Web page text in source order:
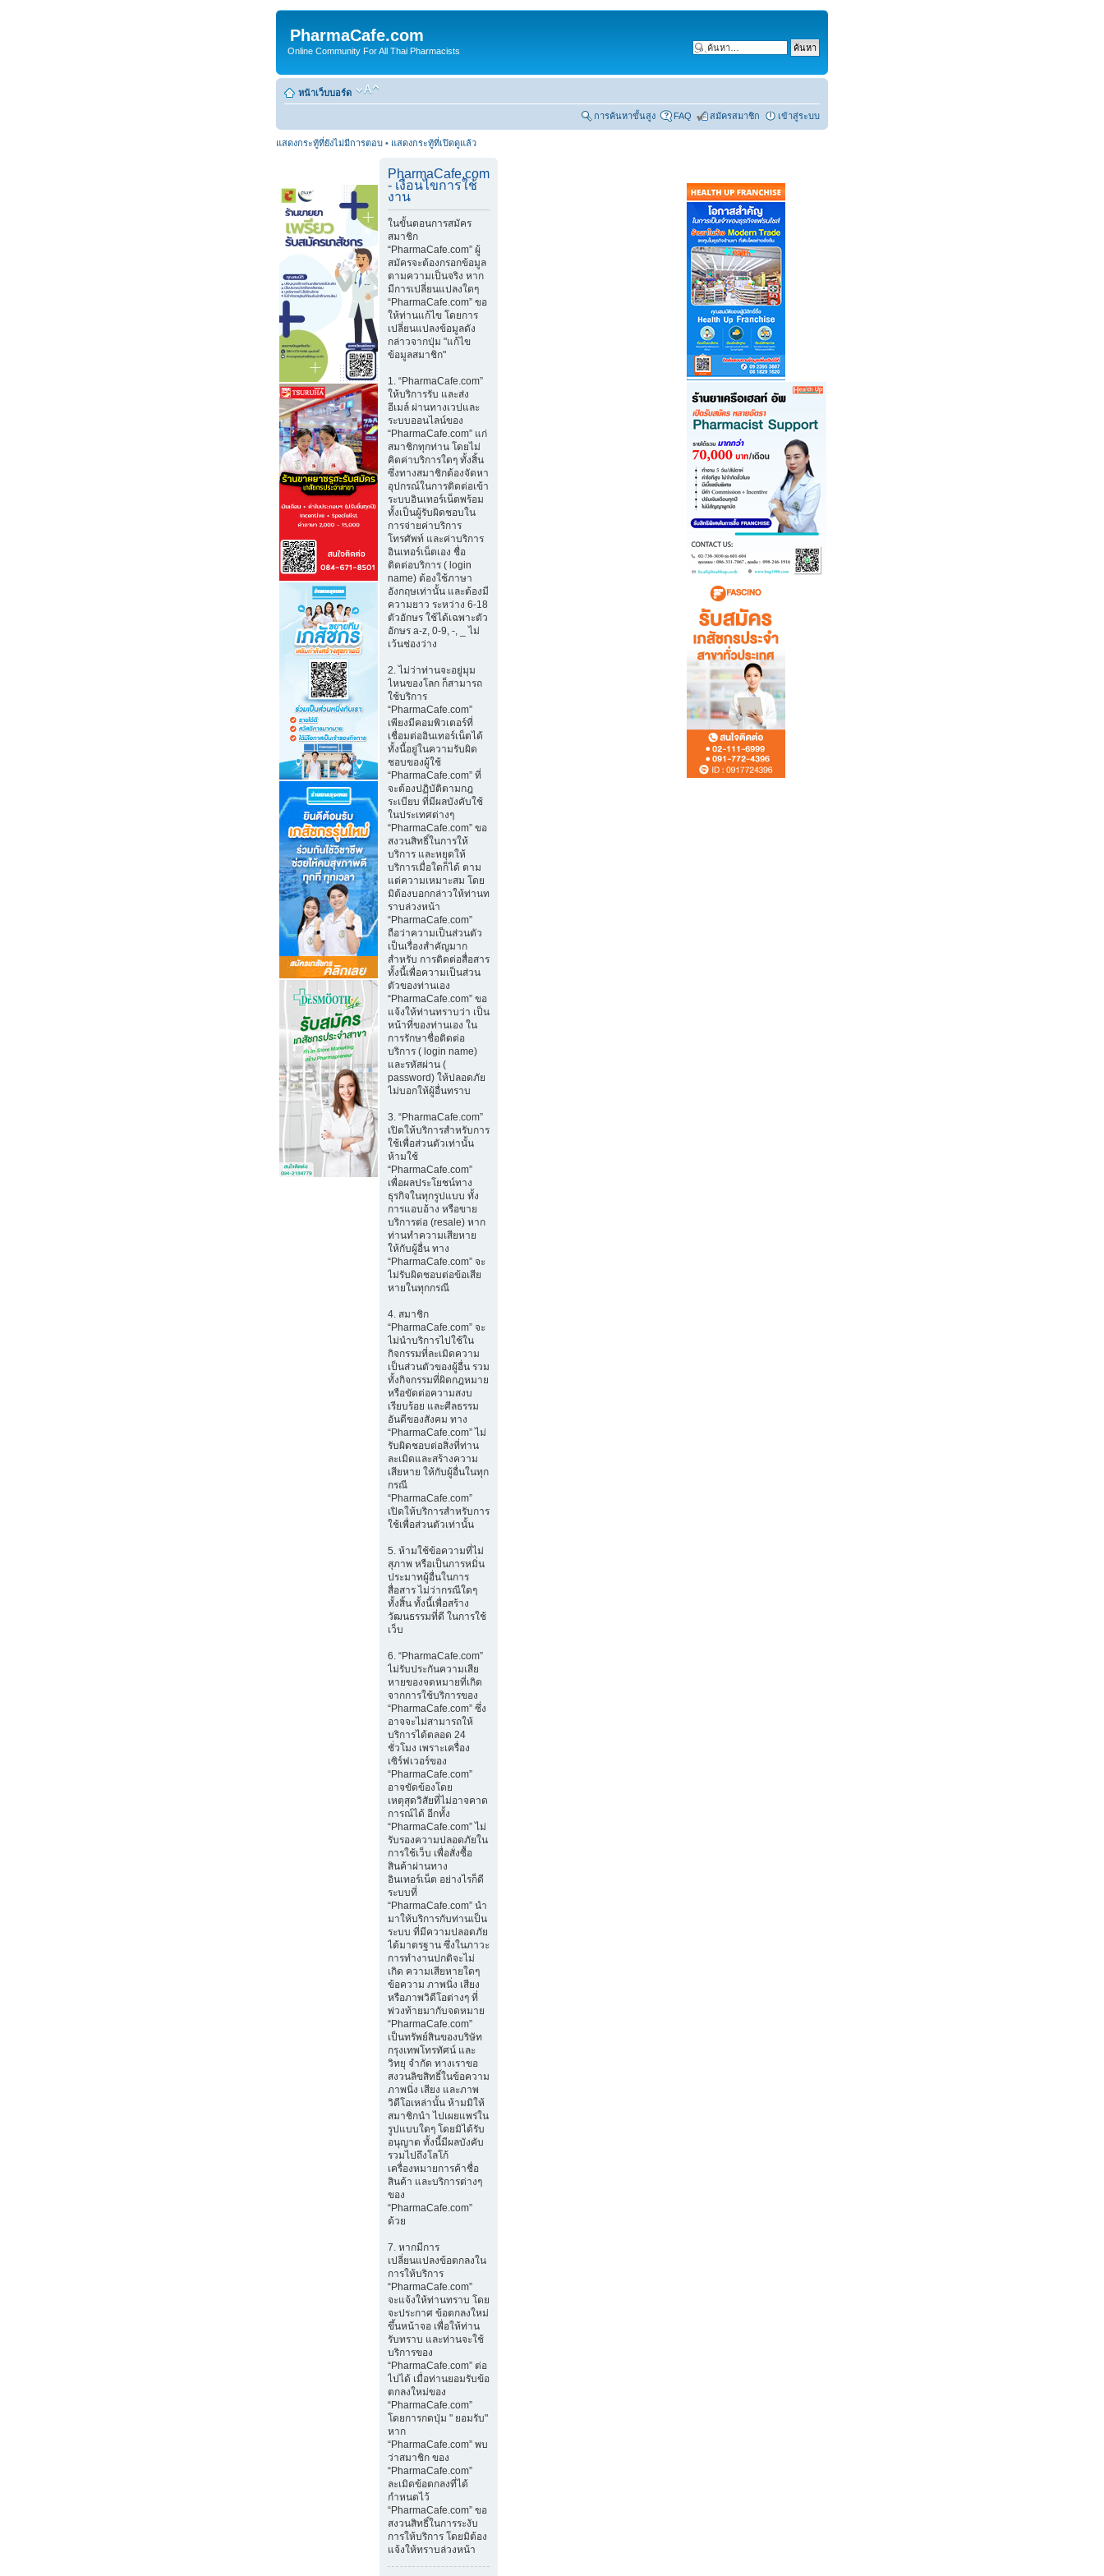
PharmaCafe.com
Online Community For All Thai Pharmacists
หน้าเว็บบอร์ด
การค้นหาขั้นสูง FAQ สมัครสมาชิก เข้าสู่ระบบ
แสดงกระทู้ที่ยังไม่มีการตอบ • แสดงกระทู้ที่เปิดดูแล้ว
PharmaCafe.com
- เงื่อนไขการใช้
งาน
ในขั้นตอนการสมัคร
สมาชิก
“PharmaCafe.com” ผู้
สมัครจะต้องกรอกข้อมูล
ตามความเป็นจริง หาก
มีการเปลี่ยนแปลงใดๆ
“PharmaCafe.com” ขอ
ให้ท่านแก้ไข โดยการ
เปลี่ยนแปลงข้อมูลดัง
กล่าวจากปุ่ม "แก้ไข
ข้อมูลสมาชิก"
1. “PharmaCafe.com”
ให้บริการรับ และส่ง
อีเมล์ ผ่านทางเวปและ
ระบบออนไลน์ของ
“PharmaCafe.com” แก่
สมาชิกทุกท่าน โดยไม่
คิดค่าบริการใดๆ ทั้งสิ้น
ซึ่งทางสมาชิกต้องจัดหา
อุปกรณ์ในการติดต่อเข้า
ระบบอินเทอร์เน็ตพร้อม
ทั้งเป็นผู้รับผิดชอบใน
การจ่ายค่าบริการ
โทรศัพท์ และค่าบริการ
อินเทอร์เน็ตเอง ชื่อ
ติดต่อบริการ ( login
name) ต้องใช้ภาษา
อังกฤษเท่านั้น และต้องมี
ความยาว ระหว่าง 6-18
ตัวอักษร ใช้ได้เฉพาะตัว
อักษร a-z, 0-9, -, _ ไม่
เว้นช่องว่าง
2. ไม่ว่าท่านจะอยู่มุม
ไหนของโลก ก็สามารถ
ใช้บริการ
“PharmaCafe.com”
เพียงมีคอมพิวเตอร์ที่
เชื่อมต่ออินเทอร์เน็ตได้
ทั้งนี้อยู่ในความรับผิด
ชอบของผู้ใช้
“PharmaCafe.com” ที่
จะต้องปฏิบัติตามกฎ
ระเบียบ ที่มีผลบังคับใช้
ในประเทศต่างๆ
“PharmaCafe.com” ขอ
สงวนสิทธิ์ในการให้
บริการ และหยุดให้
บริการเมื่อใดก็ได้ ตาม
แต่ความเหมาะสม โดย
มิต้องบอกกล่าวให้ท่านท
ราบล่วงหน้า
“PharmaCafe.com”
ถือว่าความเป็นส่วนตัว
เป็นเรื่องสำคัญมาก
สำหรับ การติดต่อสื่อสาร
ทั้งนี้เพื่อความเป็นส่วน
ตัวของท่านเอง
“PharmaCafe.com” ขอ
แจ้งให้ท่านทราบว่า เป็น
หน้าที่ของท่านเอง ใน
การรักษาชื่อติดต่อ
บริการ ( login name)
และรหัสผ่าน (
password) ให้ปลอดภัย
ไม่บอกให้ผู้อื่นทราบ
3. “PharmaCafe.com”
เปิดให้บริการสำหรับการ
ใช้เพื่อส่วนตัวเท่านั้น
ห้ามใช้
“PharmaCafe.com”
เพื่อผลประโยชน์ทาง
ธุรกิจในทุกรูปแบบ ทั้ง
การแอบอ้าง หรือขาย
บริการต่อ (resale) หาก
ท่านทำความเสียหาย
ให้กับผู้อื่น ทาง
“PharmaCafe.com” จะ
ไม่รับผิดชอบต่อข้อเสีย
หายในทุกกรณี
4. สมาชิก
“PharmaCafe.com” จะ
ไม่นำบริการไปใช้ใน
กิจกรรมที่ละเมิดความ
เป็นส่วนตัวของผู้อื่น รวม
ทั้งกิจกรรมที่ผิดกฎหมาย
หรือขัดต่อความสงบ
เรียบร้อย และศีลธรรม
อันดีของสังคม ทาง
“PharmaCafe.com” ไม่
รับผิดชอบต่อสิ่งที่ท่าน
ละเมิดและสร้างความ
เสียหาย ให้กับผู้อื่นในทุก
กรณี
“PharmaCafe.com”
เปิดให้บริการสำหรับการ
ใช้เพื่อส่วนตัวเท่านั้น
5. ห้ามใช้ข้อความที่ไม่
สุภาพ หรือเป็นการหมิ่น
ประมาทผู้อื่นในการ
สื่อสาร ไม่ว่ากรณีใดๆ
ทั้งสิ้น ทั้งนี้เพื่อสร้าง
วัฒนธรรมที่ดี ในการใช้
เว็บ
6. “PharmaCafe.com”
ไม่รับประกันความเสีย
หายของจดหมายที่เกิด
จากการใช้บริการของ
“PharmaCafe.com” ซึ่ง
อาจจะไม่สามารถให้
บริการได้ตลอด 24
ชั่วโมง เพราะเครื่อง
เซิร์ฟเวอร์ของ
“PharmaCafe.com”
อาจขัดข้องโดย
เหตุสุดวิสัยที่ไม่อาจคาด
การณ์ได้ อีกทั้ง
“PharmaCafe.com” ไม่
รับรองความปลอดภัยใน
การใช้เว็บ เพื่อสั่งซื้อ
สินค้าผ่านทาง
อินเทอร์เน็ต อย่างไรก็ดี
ระบบที่
“PharmaCafe.com” นำ
มาให้บริการกับท่านเป็น
ระบบ ที่มีความปลอดภัย
ได้มาตรฐาน ซึ่งในภาวะ
การทำงานปกติจะไม่
เกิด ความเสียหายใดๆ
ข้อความ ภาพนิ่ง เสียง
หรือภาพวิดีโอต่างๆ ที่
พ่วงท้ายมากับจดหมาย
“PharmaCafe.com”
เป็นทรัพย์สินของบริษัท
กรุงเทพโทรทัศน์ และ
วิทยุ จำกัด ทางเราขอ
สงวนลิขสิทธิ์ในข้อความ
ภาพนิ่ง เสียง และภาพ
วิดีโอเหล่านั้น ห้ามมิให้
สมาชิกนำ ไปเผยแพร่ใน
รูปแบบใดๆ โดยมิได้รับ
อนุญาต ทั้งนี้มีผลบังคับ
รวมไปถึงโลโก้
เครื่องหมายการค้าชื่อ
สินค้า และบริการต่างๆ
ของ
“PharmaCafe.com”
ด้วย
7. หากมีการ
เปลี่ยนแปลงข้อตกลงใน
การให้บริการ
“PharmaCafe.com”
จะแจ้งให้ท่านทราบ โดย
จะประกาศ ข้อตกลงใหม่
ขึ้นหน้าจอ เพื่อให้ท่าน
รับทราบ และท่านจะใช้
บริการของ
“PharmaCafe.com” ต่อ
ไปได้ เมื่อท่านยอมรับข้อ
ตกลงใหม่ของ
“PharmaCafe.com”
โดยการกดปุ่ม " ยอมรับ"
หาก
“PharmaCafe.com” พบ
ว่าสมาชิก ของ
“PharmaCafe.com”
ละเมิดข้อตกลงที่ได้
กำหนดไว้
“PharmaCafe.com” ขอ
สงวนสิทธิ์ในการระงับ
การให้บริการ โดยมิต้อง
แจ้งให้ทราบล่วงหน้า